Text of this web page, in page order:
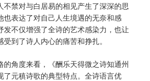
不禁对与白居易的相见产生了深深的思
也表达了对自己人生境遇的无奈和感
发不仅增强了全诗的艺术感染力，也让
到了诗人内心的痛苦和挣扎。
的角度来看，《酬乐天得微之诗知通州
了元稹诗歌的典型特点。全诗语言优